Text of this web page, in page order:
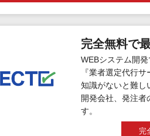
完全無料で
WEBシステム開
『業者選定代行サ
知識がないと難し
開発会社、発注者
す。
完